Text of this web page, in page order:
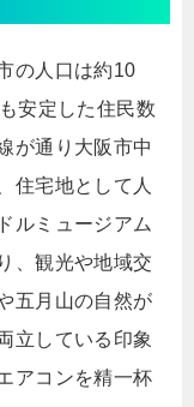
の人口は約10
安定した住民数
が通り大阪市中
住宅地として人
ルミュージアム
、観光や地域交
五月山の自然が
立している印象
アコンを精一杯